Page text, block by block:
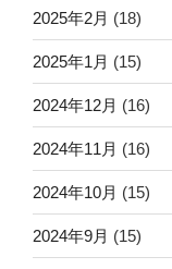
2025年2月 (18)
2025年1月 (15)
2024年12月 (16)
2024年11月 (16)
2024年10月 (15)
2024年9月 (15)